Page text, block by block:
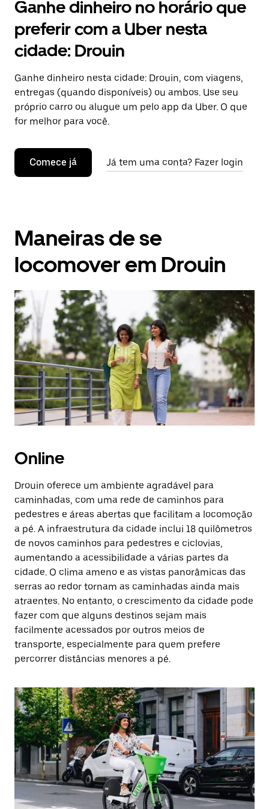
Ganhe dinheiro no horário que
preferir com a Uber nesta
cidade: Drouin
Ganhe dinheiro nesta cidade: Drouin, com viagens,
entregas (quando disponíveis) ou ambos. Use seu
próprio carro ou alugue um pelo app da Uber. O que
for melhor para você.
Comece já Já tem uma conta? Fazer login
Maneiras de se
locomover em Drouin
Online
Drouin oferece um ambiente agradável para
caminhadas, com uma rede de caminhos para
pedestres e áreas abertas que facilitam a locomoção
a pé. A infraestrutura da cidade inclui 18 quilômetros
de novos caminhos para pedestres e ciclovias,
aumentando a acessibilidade a várias partes da
cidade. O clima ameno e as vistas panorâmicas das
serras ao redor tornam as caminhadas ainda mais
atraentes. No entanto, o crescimento da cidade pode
fazer com que alguns destinos sejam mais
facilmente acessados por outros meios de
transporte, especialmente para quem prefere
percorrer distâncias menores a pé.